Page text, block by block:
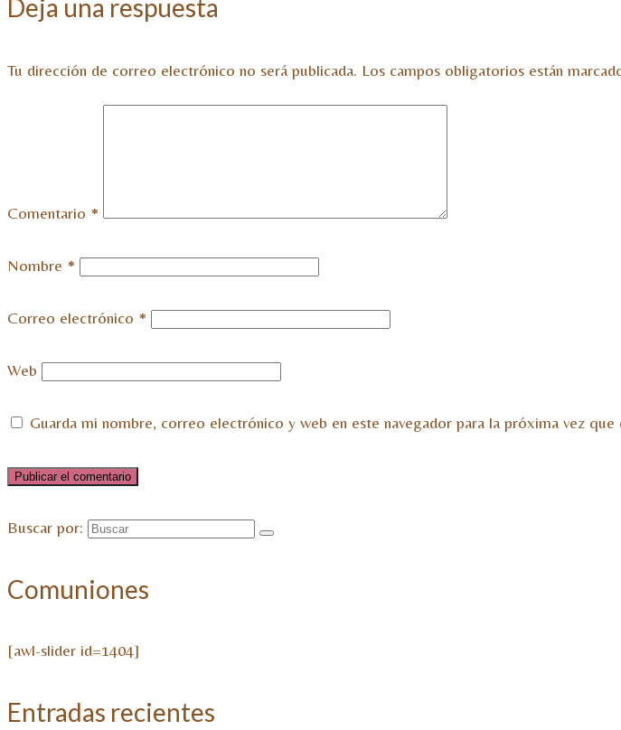
Deja una respuesta
Tu dirección de correo electrónico no será publicada. Los campos obligatorios están
Comentario *
Nombre *
Correo electrónico *
Web
Guarda mi nombre, correo electrónico y web en este navegador para la próxima vez que
Buscar por:
Comuniones
[awl-slider id=1404]
Entradas recientes